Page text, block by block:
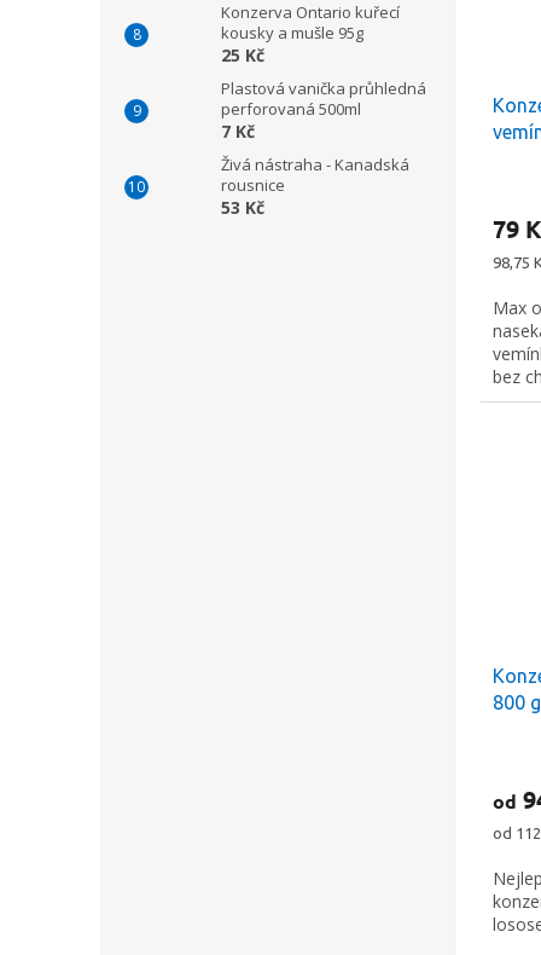
Konzerva Ontario kuřecí
kousky a mušle 95g
25 Kč
Plastová vanička průhledná
perforovaná 500ml
7 Kč
Živá nástraha - Kanadská
rousnice
53 Kč
79
Měrná
98,75
Max
bez
800 g
od
Měrná
od